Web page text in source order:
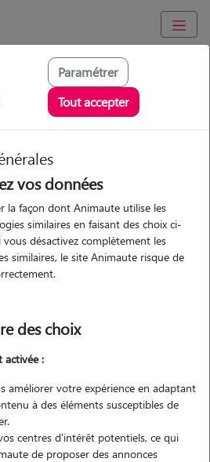
Indre /Niherne
- Petsitter à
Contacter
est sans engagement
Paramétrer
Tout accepter
vos données
la façon dont Animaute utilise les
similaires en faisant des choix ci-
désactivez complètement les
similaires, le site Animaute risque de
des choix
activée :
améliorer votre expérience en adaptant
à des éléments susceptibles de
centres d'intérêt potentiels, ce qui
de proposer des annonces